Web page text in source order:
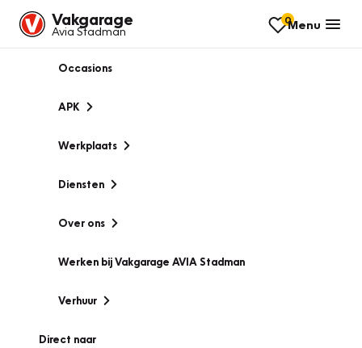
Vakgarage
Avia Stadman
0Menu
Occasions
APK
Werkplaats
Diensten
Over ons
Werken bij Vakgarage AVIA Stadman
Verhuur
Direct naar